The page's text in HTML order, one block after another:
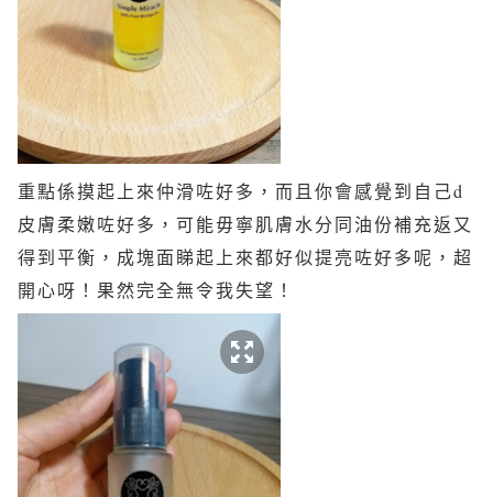
重點係摸起上來仲滑咗好多，而且你會感覺到自己d
皮膚柔嫩咗好多，可能毋寧肌膚水分同油份補充返又
得到平衡，成塊面睇起上來都好似提亮咗好多呢，超
開心呀！果然完全無令我失望！